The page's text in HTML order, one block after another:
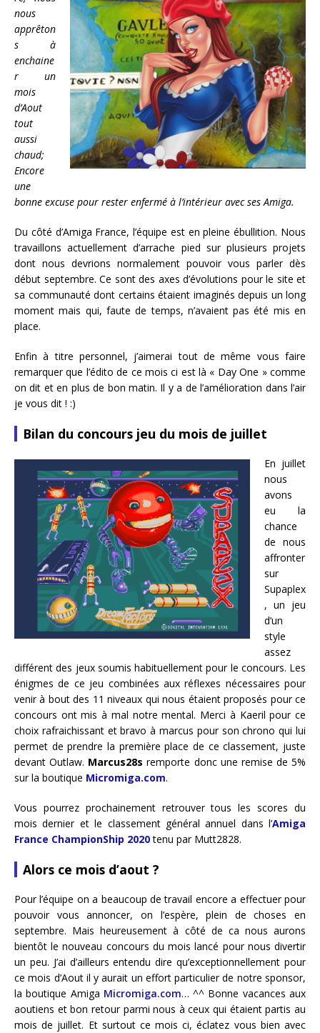
nous
apprêton
s à
enchaine
r un
mois
d’Aout
tout
aussi
chaud;
Encore
une
bonne excuse pour rester enfermé à l’intérieur avec ses Amiga.
Du côté d’Amiga France, l’équipe est en pleine ébullition. Nous
travaillons actuellement d’arrache pied sur plusieurs projets
dont nous devrions normalement pouvoir vous parler dès
début septembre. Ce sont des axes d’évolutions pour le site et
sa communauté dont certains étaient imaginés depuis un long
moment mais qui, faute de temps, n’avaient pas été mis en
place.
Enfin à titre personnel, j’aimerai tout de même vous faire
remarquer que l’édito de ce mois ci est là « Day One » comme
on dit et en plus de bon matin. Il y a de l’amélioration dans l’air
je vous dit ! :)
Bilan du concours jeu du mois de juillet
En juillet
nous
avons
eu la
chance
de nous
affronter
sur
Supaplex
, un jeu
d’un
style
assez
différent des jeux soumis habituellement pour le concours. Les
énigmes de ce jeu combinées aux réflexes nécessaires pour
venir à bout des 11 niveaux qui nous étaient proposés pour ce
concours ont mis à mal notre mental. Merci à Kaeril pour ce
choix rafraichissant et bravo à marcus pour son chrono qui lui
permet de prendre la première place de ce classement, juste
devant Outlaw. Marcus28s remporte donc une remise de 5%
sur la boutique Micromiga.com.
Vous pourrez prochainement retrouver tous les scores du
mois dernier et le classement général annuel dans l’Amiga
France ChampionShip 2020tenu par Mutt2828.
Alors ce mois d’aout ?
Pour l’équipe on a beaucoup de travail encore a effectuer pour
pouvoir vous annoncer, on l’espère, plein de choses en
septembre. Mais heureusement à côté de ca nous aurons
bientôt le nouveau concours du mois lancé pour nous divertir
un peu. J’ai d’ailleurs entendu dire qu’exceptionnellement pour
ce mois d’Aout il y aurait un effort particulier de notre sponsor,
la boutique Amiga Micromiga.com… ^^ Bonne vacances aux
aoutiens et bon retour parmi nous à ceux qui étaient partis au
mois de juillet. Et surtout ce mois ci, éclatez vous bien avec